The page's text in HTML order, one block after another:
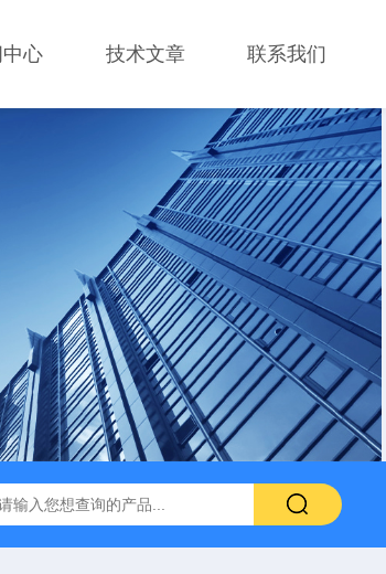
心 技术文章 联系我们
QAS 100Lī原位电化学质谱仪 全自动数字